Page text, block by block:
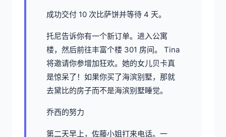
成功交付 10 次比萨饼并等待 4 天。
托尼告诉你有一个新订单。进入公寓
楼，然后前往丰富个楼 301 房间。 Tina
将邀请你参增加狂欢。她的女儿贝卡真
是惊呆了！如果你买了海滨别墅，那就
去黛比的房子而不是海滨别墅睡觉。
乔西的努力
第二天早上，佐藤小姐打来电话。一